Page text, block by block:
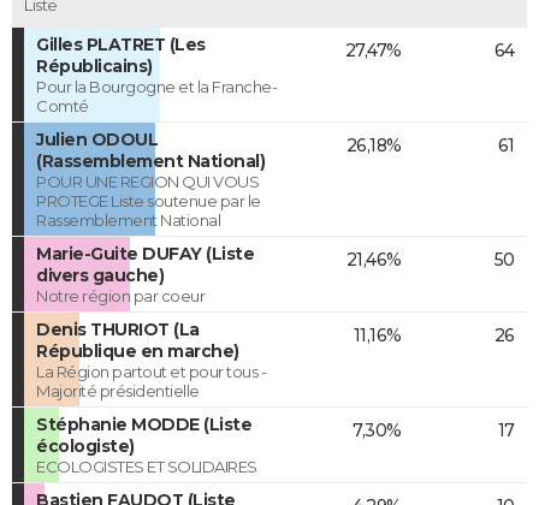
Liste
Gilles PLATRET (Les
Républicains)
Pour la Bourgogne et la Franche-
Comté
27,47% 64
Julien ODOUL
(Rassemblement National)
POUR UNE REGION QUI VOUS
PROTEGE Liste soutenue par le
Rassemblement National
26,18% 61
Marie-Guite DUFAY (Liste
divers gauche)
Notre région par coeur
21,46% 50
Denis THURIOT (La
République en marche)
La Région partout et pour tous -
Majorité présidentielle
11,16% 26
Stéphanie MODDE (Liste
écologiste)
ECOLOGISTES ET SOLIDAIRES
7,30% 17
Bastien FAUDOT (Liste